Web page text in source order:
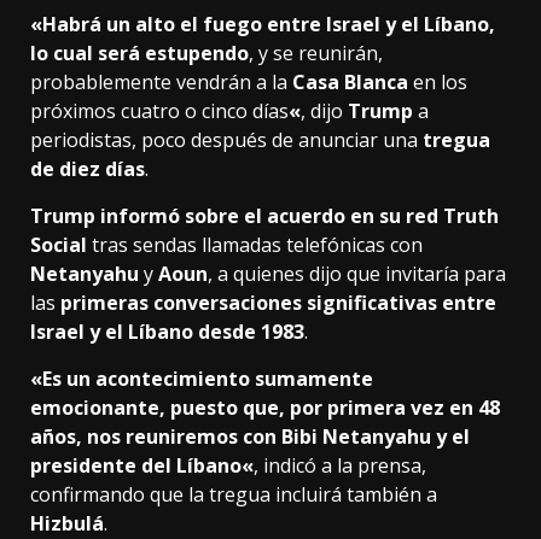
«Habrá un alto el fuego entre Israel y el Líbano,
lo cual será estupendo, y se reunirán,
probablemente vendrán a la Casa Blanca en los
próximos cuatro o cinco días«, dijo Trump a
periodistas, poco después de anunciar una tregua
de diez días.
Trump informó sobre el acuerdo en su red Truth
Social tras sendas llamadas telefónicas con
Netanyahu yAoun, a quienes dijo que invitaría para
las primeras conversaciones significativas entre
Israel y el Líbano desde 1983.
«Es un acontecimiento sumamente
emocionante, puesto que, por primera vez en 48
años, nos reuniremos con Bibi Netanyahu y el
presidente del Líbano«, indicó a la prensa,
confirmando que la tregua incluirá también a
Hizbulá.